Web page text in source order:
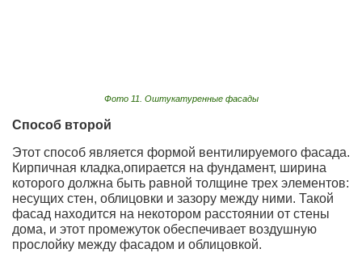
Фото 11. Оштукатуренные фасады
Способ второй
Этот способ является формой вентилируемого фасада.
Кирпичная кладка,опирается на фундамент, ширина
которого должна быть равной толщине трех элементов:
несущих стен, облицовки и зазору между ними. Такой
фасад находится на некотором расстоянии от стены
дома, и этот промежуток обеспечивает воздушную
прослойку между фасадом и облицовкой.